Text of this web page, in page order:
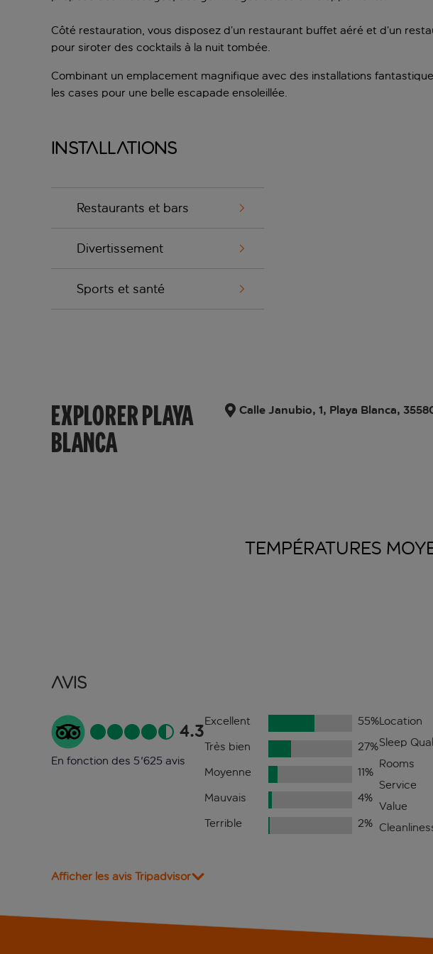
Côté restauration, vous disposez d’un restaurant buffet aéré et d’un
pour siroter des cocktails à la nuit tombée.
Combinant un emplacement magnifique avec des installations
les cases pour une belle escapade ensoleillée.
Installations
Restaurants et bars
Divertissement
Sports et santé
EXPLORER PLAYA
BLANCA
Calle Janubio, 1, Playa Blanca,
TEMPÉRATURES
Avis
4.3
En fonction des 5'625 avis
Excellent 55%
Très bien
27%
Moyenne
11%
Mauvais
4%
Terrible
2%
Location
Sleep
Rooms
Service
Value
Afficher les avis Tripadvisor